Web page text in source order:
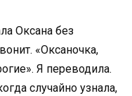
Оксана без
«Оксаночка,
Я переводила.
случайно узнала,